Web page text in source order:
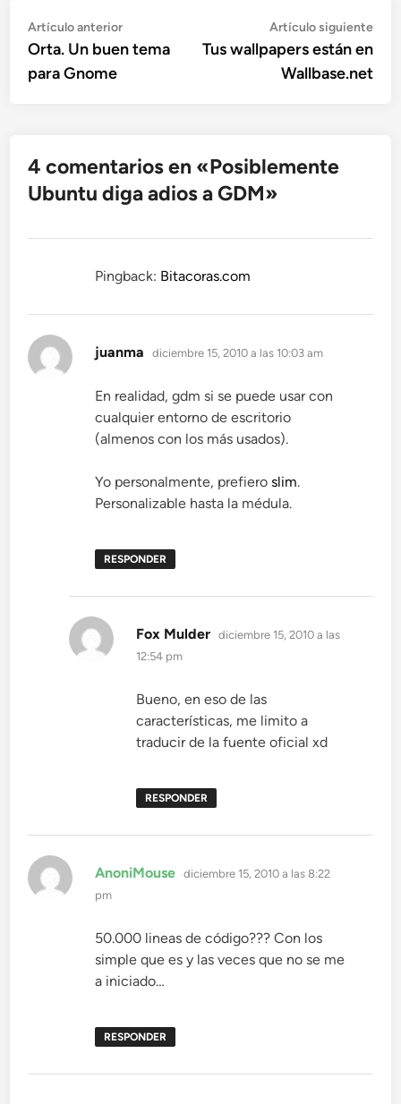
Navegación
de
entradas
Artículo anteriorArtículo
anterior:
Orta. Un buen tema
para Gnome
Artículo siguiente
Tus wallpapers están en
Wallbase.net
4 comentarios en «Posiblemente
Ubuntu diga adios a GDM»
Pingback: Bitacoras.com
juanma dice:
diciembre 15, 2010 a las 10:03 am
En realidad, gdm si se puede usar con
cualquier entorno de escritorio
(almenos con los más usados).
Yo personalmente, prefieroslim.
Personalizable hasta la médula.
RESPONDER
Fox Mulder dice:
diciembre 15, 2010 a las
12:54 pm
Bueno, en eso de las
características, me limito a
traducir de la fuente oficial xd
RESPONDER
AnoniMouse dice:
diciembre 15, 2010 a las 8:22
pm
50.000 lineas de código??? Con los
simple que es y las veces que no se me
a iniciado…
RESPONDER